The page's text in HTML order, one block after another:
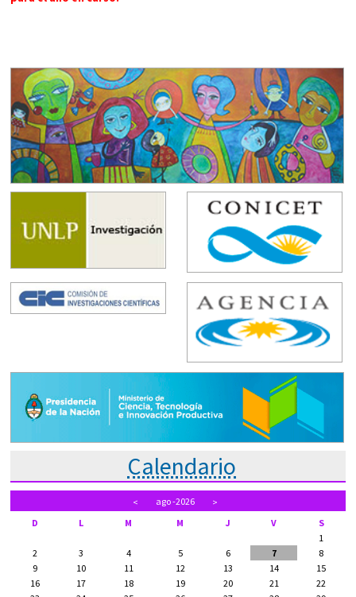
Calendario
< ago-2026
>
D
L M M J V
S
1
2
3 4 5 6 7
8
9
10 11 12 13 14
15
16
17 18 19 20 21
22